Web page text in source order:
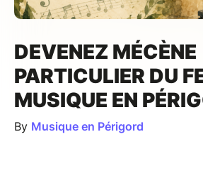
DEVENEZ MÉCÈNE
PARTICULIER DU
MUSIQUE EN
By Musique en Périgord